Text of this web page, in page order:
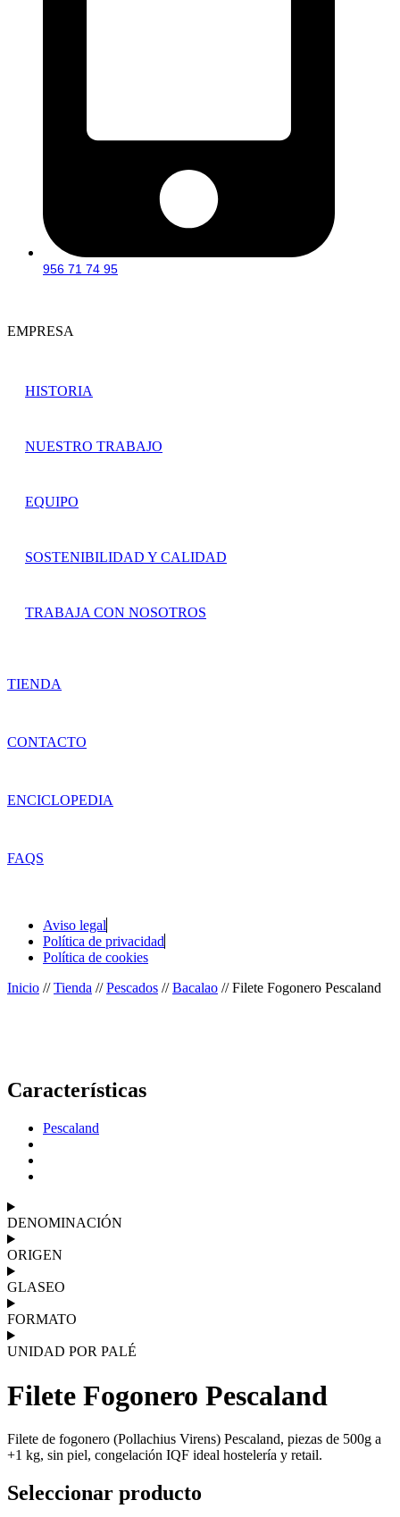
956 71 74 95
EMPRESA
HISTORIA
NUESTRO TRABAJO
EQUIPO
SOSTENIBILIDAD Y CALIDAD
TRABAJA CON NOSOTROS
TIENDA
CONTACTO
ENCICLOPEDIA
FAQS
Aviso legal
Política de privacidad
Política de cookies
Inicio // Tienda // Pescados // Bacalao //Filete Fogonero Pescaland
Características
Pescaland
DENOMINACIÓN
ORIGEN
GLASEO
FORMATO
UNIDAD POR PALÉ
Filete Fogonero Pescaland
Filete de fogonero (Pollachius Virens) Pescaland, piezas de 500g a
+1 kg, sin piel, congelación IQF ideal hostelería y retail.
Seleccionar producto